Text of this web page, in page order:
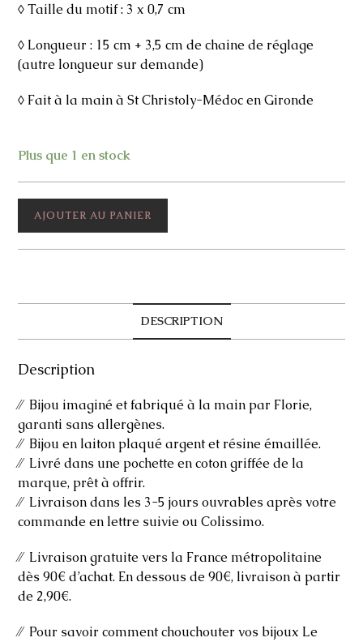
◊ Taille du motif : 3 x 0,7 cm
◊ Longueur : 15 cm + 3,5 cm de chaine de réglage
(autre longueur sur demande)
◊ Fait à la main à St Christoly-Médoc en Gironde
Plus que 1 en stock
AJOUTER AU PANIER
DESCRIPTION
Description
⁄⁄ Bijou imaginé et fabriqué à la main par Florie,
garanti sans allergènes.
⁄⁄ Bijou en laiton plaqué argent et résine émaillée.
⁄⁄ Livré dans une pochette en coton griffée de la
marque, prêt à offrir.
⁄⁄ Livraison dans les 3-5 jours ouvrables après votre
commande en lettre suivie ou Colissimo.
⁄⁄ Livraison gratuite vers la France métropolitaine
dès 90€ d’achat. En dessous de 90€, livraison à partir
de 2,90€.
⁄⁄ Pour savoir comment chouchouter vos bijoux Le